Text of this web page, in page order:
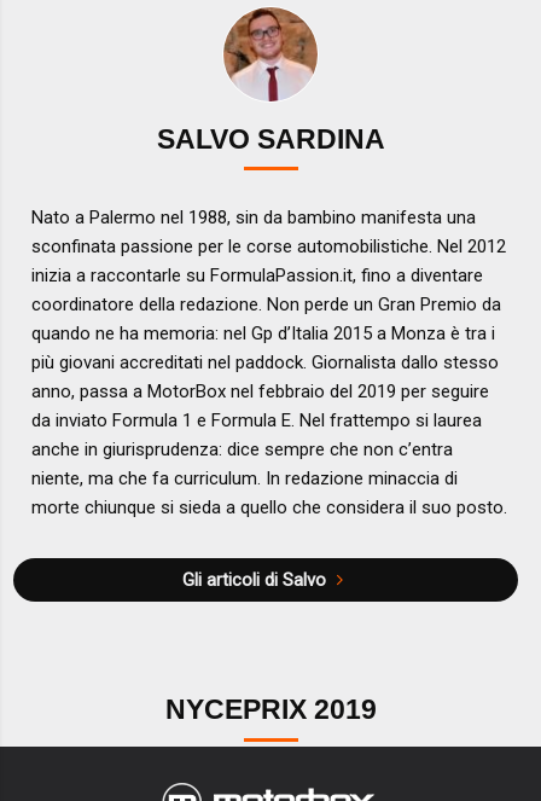
SALVO SARDINA
Nato a Palermo nel 1988, sin da bambino manifesta una
sconfinata passione per le corse automobilistiche. Nel 2012
inizia a raccontarle su FormulaPassion.it, fino a diventare
coordinatore della redazione. Non perde un Gran Premio da
quando ne ha memoria: nel Gp d’Italia 2015 a Monza è tra i
più giovani accreditati nel paddock. Giornalista dallo stesso
anno, passa a MotorBox nel febbraio del 2019 per seguire
da inviato Formula 1 e Formula E. Nel frattempo si laurea
anche in giurisprudenza: dice sempre che non c’entra
niente, ma che fa curriculum. In redazione minaccia di
morte chiunque si sieda a quello che considera il suo posto.
Gli articoli di Salvo
NYCEPRIX 2019